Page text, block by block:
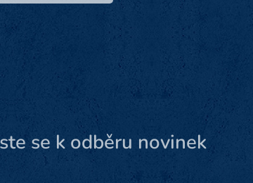
se k odběru novinek